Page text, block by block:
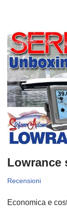
Lowrance
Recensioni
Economica e